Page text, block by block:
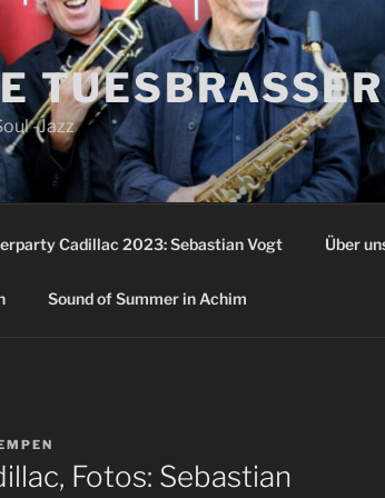
-Jazz
Cadillac 2023: Sebastian Vogt Über
Sound of Summer in Achim
Fotos: Sebastian